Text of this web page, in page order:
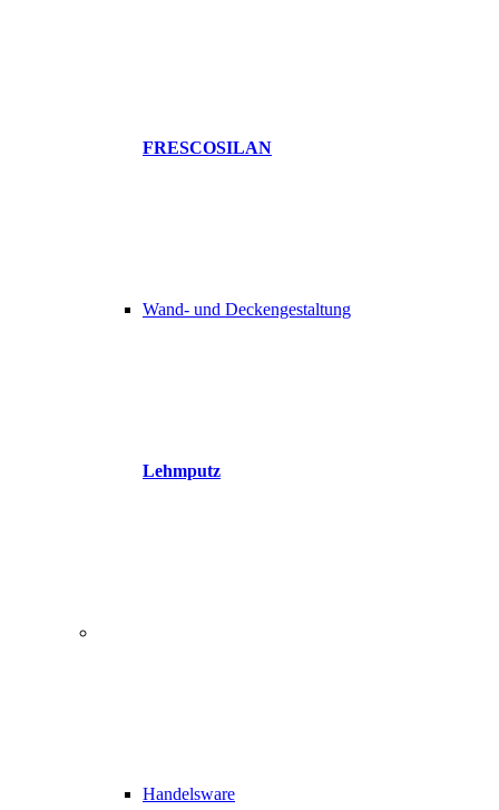
FRESCOSILAN
Wand- und Deckengestaltung
Lehmputz
Handelsware